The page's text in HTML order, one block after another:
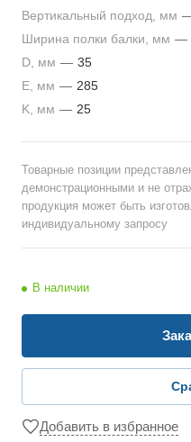
Вертикальный подход, мм
Ширина полки балки, мм —
D, мм — 35
E, мм — 285
K, мм — 25
Товарные позиции
демонстрационными и не
продукция может быть
индивидуальному запросу
В наличии
Добавить в избранное